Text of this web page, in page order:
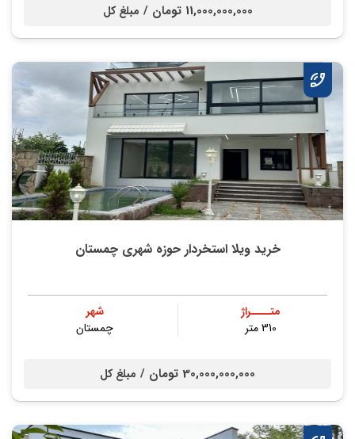
11,000,000,000 تومان / مبلغ کل
خرید ویلا استخردار حوزه شهری چمستان
متــــراژ
310 متر
شهر
چمستان
30,000,000,000 تومان / مبلغ کل